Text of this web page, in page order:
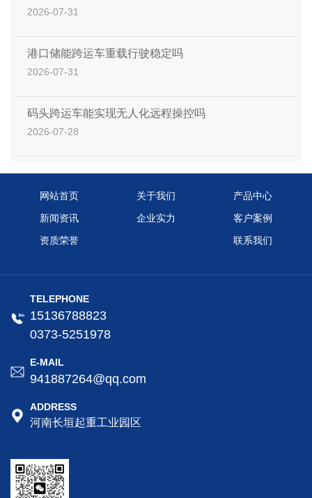
2026-07-31
港口储能跨运车重载行驶稳定吗
2026-07-31
码头跨运车能实现无人化远程操控吗
2026-07-28
网站首页 关于我们 产品中心
新闻资讯 企业实力 客户案例
资质荣誉 联系我们
TELEPHONE
15136788823
0373-5251978
E-MAIL
941887264@qq.com
ADDRESS
河南长垣起重工业园区